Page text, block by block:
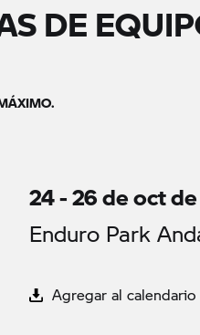
DE
24 - 26 de oct
Enduro Park
Agregar al calendario